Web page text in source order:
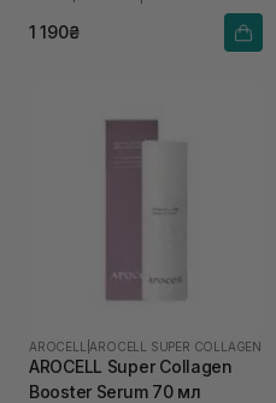
1 190₴
AROCELL AROCELL SUPER COLLAGEN
AROCELL Super Collagen
Booster Serum 70 мл